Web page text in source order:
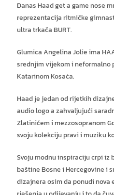
Danas Haad get a game nose
reprezentacija ritmičke
ultra trkača BURT.
Glumica Angelina Jolie ima
srednjim vijekom i neformalno
Katarinom Kosaća.
Haad je jedan od rijetkih
audio logo a zahvaljujući
Zlatinićem i mezzosopranom
svoju kolekciju pravi i muziku
Svoju modnu inspiraciju crpi iz
baštine Bosne i Hercegovine i
dizajnera osim da ponudi nova